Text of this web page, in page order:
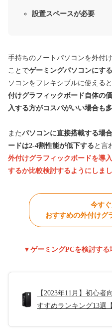
設置スペースが必要
手持ちのノートパソコンを外付
ことでゲーミングパソコンにす
ソコンをフレキシブルに使える
付けグラフィックボード自体の
入する方がコスパがいい場合も多
またパソコンに直接搭載する場
ードは2-4割性能が低下する と言
外付けグラフィックボードを導
するか比較検討するようにしまし
今すぐ
おすすめの外付けグ
▼ゲーミングPCを検討す
【2023年11月】初心
すすめランキング13選